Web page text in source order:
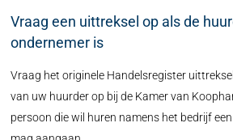
Vraag een uittreksel op als de
ondernemer is
Vraag het originele Handelsregister
van uw huurder op bij de Kamer van
persoon die wil huren namens het bedrijf